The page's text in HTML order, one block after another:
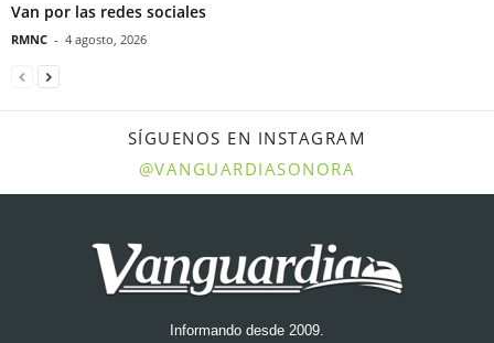
Van por las redes sociales
RMNC - 4 agosto, 2026
SÍGUENOS EN INSTAGRAM
@VANGUARDIASONORA
Informando desde 2009.